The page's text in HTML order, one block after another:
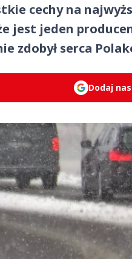
cechy na
jest jeden
zdobył serca
Dodaj